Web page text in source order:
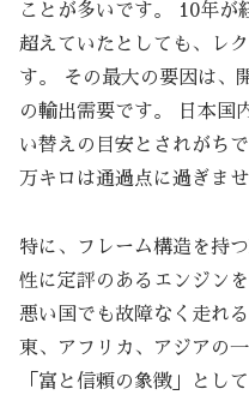
ことが多いです。 10年が
超えていたとしても、レ
す。 その最大の要因は、
の輸出需要です。 日本国
い替えの目安とされがち
万キロは通過点に過ぎませ
特に、フレーム構造を持
性に定評のあるエンジン
悪い国でも故障なく走れ
東、アフリカ、アジアの
「富と信頼の象徴」とし